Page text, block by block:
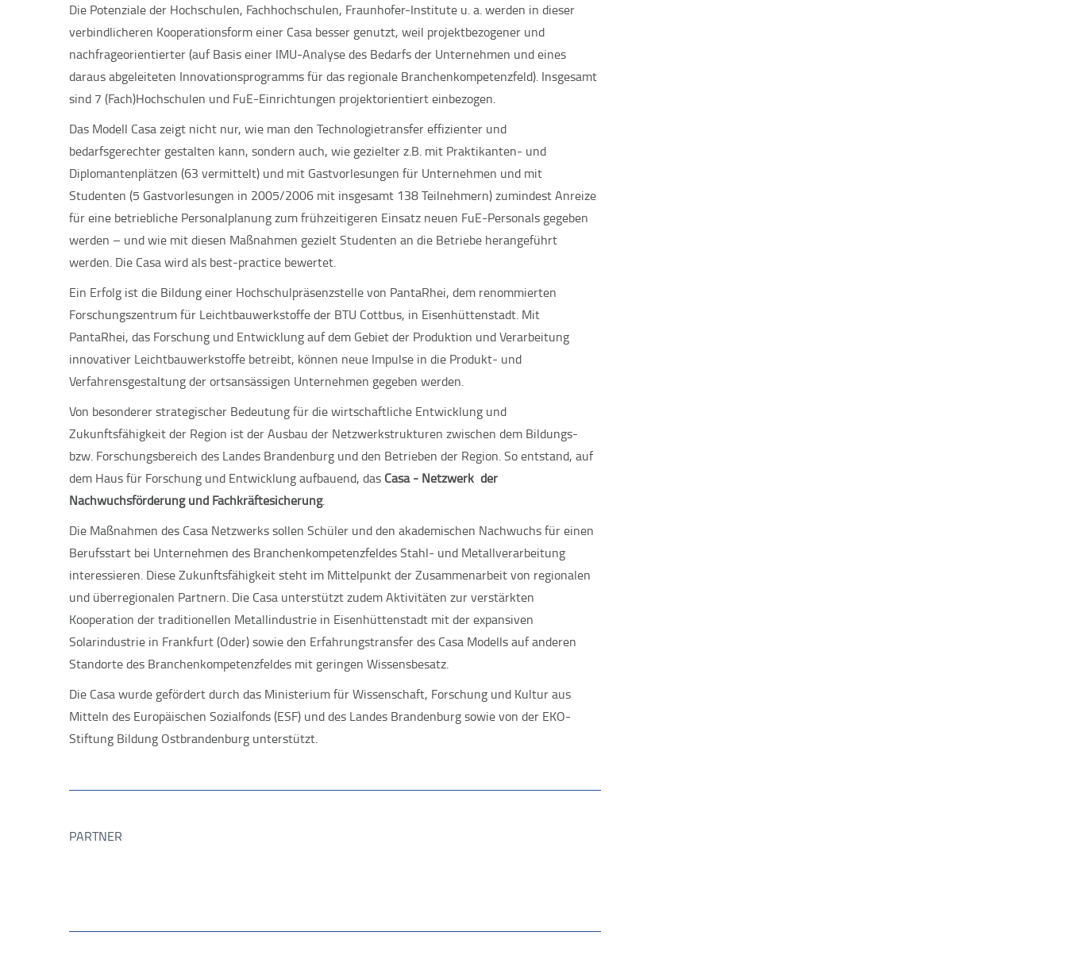
Die Potenziale der Hochschulen, Fachhochschulen, Fraunhofer-Institute u. a. werden in dieser
verbindlicheren Kooperationsform einer Casa besser genutzt, weil projektbezogener und
nachfrageorientierter (auf Basis einer IMU-Analyse des Bedarfs der Unternehmen und eines
daraus abgeleiteten Innovationsprogramms für das regionale Branchenkompetenzfeld). Insgesamt
sind 7 (Fach)Hochschulen und FuE-Einrichtungen projektorientiert einbezogen.
Das Modell Casa zeigt nicht nur, wie man den Technologietransfer effizienter und
bedarfsgerechter gestalten kann, sondern auch, wie gezielter z.B. mit Praktikanten- und
Diplomantenplätzen (63 vermittelt) und mit Gastvorlesungen für Unternehmen und mit
Studenten (5 Gastvorlesungen in 2005/2006 mit insgesamt 138 Teilnehmern) zumindest Anreize
für eine betriebliche Personalplanung zum frühzeitigeren Einsatz neuen FuE-Personals gegeben
werden – und wie mit diesen Maßnahmen gezielt Studenten an die Betriebe herangeführt
werden. Die Casa wird als best-practice bewertet.
Ein Erfolg ist die Bildung einer Hochschulpräsenzstelle von PantaRhei, dem renommierten
Forschungszentrum für Leichtbauwerkstoffe der BTU Cottbus, in Eisenhüttenstadt. Mit
PantaRhei, das Forschung und Entwicklung auf dem Gebiet der Produktion und Verarbeitung
innovativer Leichtbauwerkstoffe betreibt, können neue Impulse in die Produkt- und
Verfahrensgestaltung der ortsansässigen Unternehmen gegeben werden.
Von besonderer strategischer Bedeutung für die wirtschaftliche Entwicklung und
Zukunftsfähigkeit der Region ist der Ausbau der Netzwerkstrukturen zwischen dem Bildungs-
bzw. Forschungsbereich des Landes Brandenburg und den Betrieben der Region. So entstand, auf
dem Haus für Forschung und Entwicklung aufbauend, das Casa - Netzwerk der
Nachwuchsförderung und Fachkräftesicherung.
Die Maßnahmen des Casa Netzwerks sollen Schüler und den akademischen Nachwuchs für einen
Berufsstart bei Unternehmen des Branchenkompetenzfeldes Stahl- und Metallverarbeitung
interessieren. Diese Zukunftsfähigkeit steht im Mittelpunkt der Zusammenarbeit von regionalen
und überregionalen Partnern. Die Casa unterstützt zudem Aktivitäten zur verstärkten
Kooperation der traditionellen Metallindustrie in Eisenhüttenstadt mit der expansiven
Solarindustrie in Frankfurt (Oder) sowie den Erfahrungstransfer des Casa Modells auf anderen
Standorte des Branchenkompetenzfeldes mit geringen Wissensbesatz.
Die Casa wurde gefördert durch das Ministerium für Wissenschaft, Forschung und Kultur aus
Mitteln des Europäischen Sozialfonds (ESF) und des Landes Brandenburg sowie von der EKO-
Stiftung Bildung Ostbrandenburg unterstützt.
PARTNER